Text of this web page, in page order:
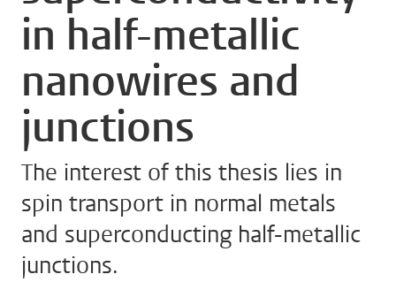
in half-metallic
nanowires and
junctions
The interest of this thesis lies in
spin transport in normal metals
and superconducting half-metallic
junctions.